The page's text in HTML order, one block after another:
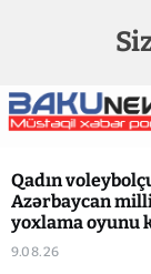
Qadın
Azərbaycan
yoxlama oyunu
9.08.26